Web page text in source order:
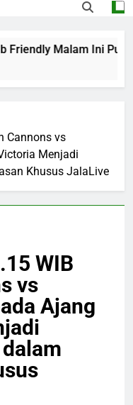
Malam Ini Pukul
Cannons vs
Menjadi
Khusus JalaLive
WIB
vs
Ajang